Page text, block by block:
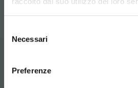
delNecessari
Preferenzeскачать